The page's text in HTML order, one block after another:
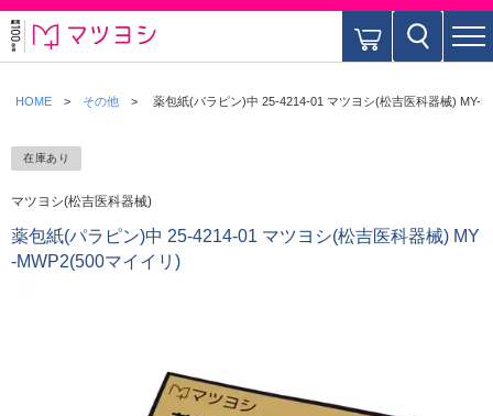
HOME その他 薬包紙(パラピン)中 25-4214-01 マツヨシ(松吉医科器械) MY-
在庫あり
マツヨシ(松吉医科器械)
薬包紙(パラピン)中 25-4214-01 マツヨシ(松吉医科器械) MY
-MWP2(500マイイリ)